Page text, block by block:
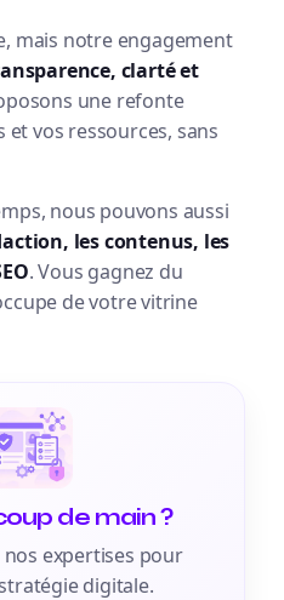
mais notre engagement
clarté et
une refonte
vos ressources, sans
nous pouvons aussi
les contenus, les
. Vous gagnez du
de votre vitrine
de main ?
expertises pour
digitale.